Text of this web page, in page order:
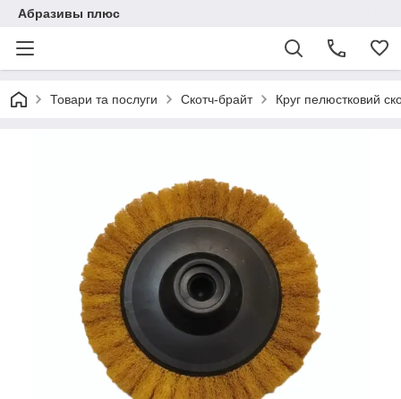
Абразивы плюс
Товари та послуги Скотч-брайт Круг пелюстковий